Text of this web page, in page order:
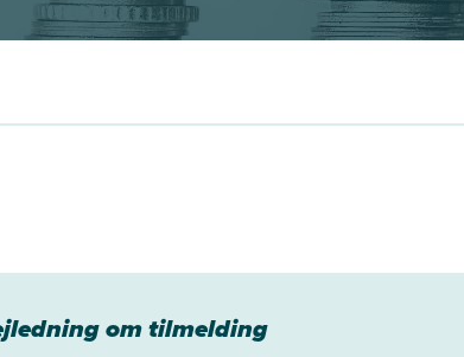
om tilmelding